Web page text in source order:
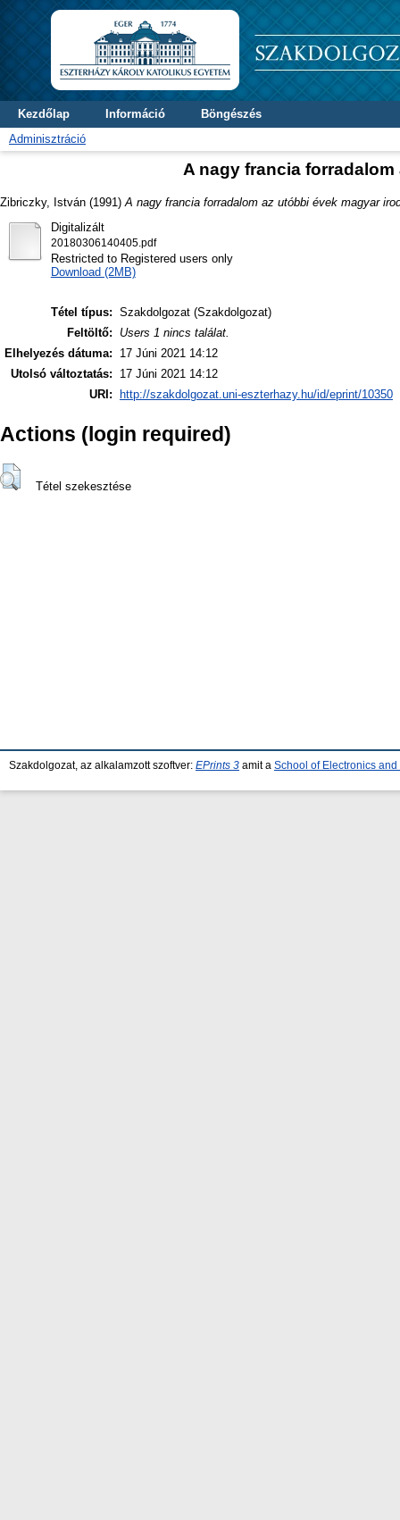
Kezdőlap Információ
Böngészés
Adminisztráció
A nagy francia
Zibriczky, István (1991) A nagy francia forradalom az utóbbi évek magyar
Digitalizált
20180306140405.pdf
Restricted to Registered users only
Download (2MB)
Tétel típus: Szakdolgozat (Szakdolgozat)
Feltöltő:
Users 1 nincs találat.
Elhelyezés dátuma:
17 Júni 2021 14:12
Utolsó változtatás:
17 Júni 2021 14:12
URI:
http://szakdolgozat.uni-eszterhazy.hu/id/eprint/10350
Actions (login required)
Tétel szekesztése
Szakdolgozat, az alkalamzott szoftver: EPrints 3 amit a School of Electronics